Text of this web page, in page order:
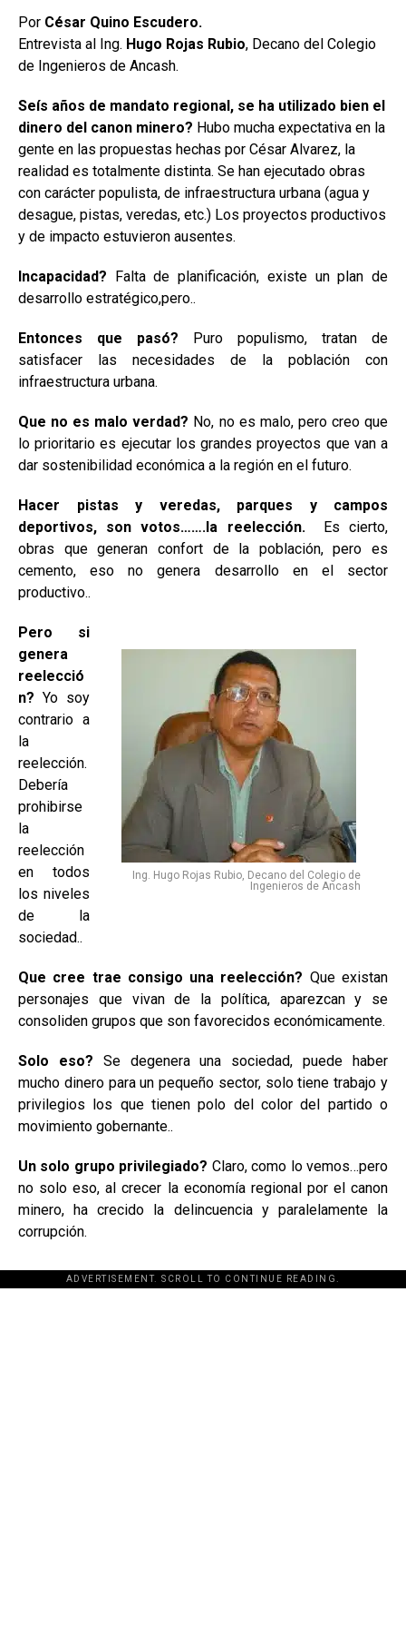
Por César Quino Escudero.
Entrevista al Ing. Hugo Rojas Rubio, Decano del Colegio
de Ingenieros de Ancash.
Seís años de mandato regional, se ha utilizado bien el
dinero del canon minero? Hubo mucha expectativa en la
gente en las propuestas hechas por César Alvarez, la
realidad es totalmente distinta. Se han ejecutado obras
con carácter populista, de infraestructura urbana (agua y
desague, pistas, veredas, etc.) Los proyectos productivos
y de impacto estuvieron ausentes.
Incapacidad? Falta de planificación, existe un plan de
desarrollo estratégico,pero..
Entonces que pasó? Puro populismo, tratan de
satisfacer las necesidades de la población con
infraestructura urbana.
Que no es malo verdad? No, no es malo, pero creo que
lo prioritario es ejecutar los grandes proyectos que van a
dar sostenibilidad económica a la región en el futuro.
Hacer pistas y veredas, parques y campos
deportivos, son votos…….la reelección.
Es cierto,
obras que generan confort de la población, pero es
cemento, eso no genera desarrollo en el sector
productivo..
Ing. Hugo Rojas Rubio, Decano del Colegio de
Ingenieros de Ancash
Pero si
genera
reelecció
n? Yo soy
contrario a
la
reelección.
Debería
prohibirse
la
reelección
en todos
los niveles
de la
sociedad..
Que cree trae consigo una reelección? Que existan
personajes que vivan de la política, aparezcan y se
consoliden grupos que son favorecidos económicamente.
Solo eso? Se degenera una sociedad, puede haber
mucho dinero para un pequeño sector, solo tiene trabajo y
privilegios los que tienen polo del color del partido o
movimiento gobernante..
Un solo grupo privilegiado? Claro, como lo vemos…pero
no solo eso, al crecer la economía regional por el canon
minero, ha crecido la delincuencia y paralelamente la
corrupción.
ADVERTISEMENT. SCROLL TO CONTINUE READING.